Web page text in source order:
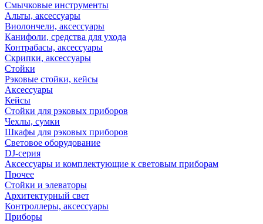
Смычковые инструменты
Альты, аксессуары
Виолончели, аксессуары
Канифоли, средства для ухода
Контрабасы, аксессуары
Скрипки, аксессуары
Стойки
Рэковые стойки, кейсы
Аксессуары
Кейсы
Стойки для рэковых приборов
Чехлы, сумки
Шкафы для рэковых приборов
Световое оборудование
DJ-серия
Аксессуары и комплектующие к световым приборам
Прочее
Стойки и элеваторы
Архитектурный свет
Контроллеры, аксессуары
Приборы